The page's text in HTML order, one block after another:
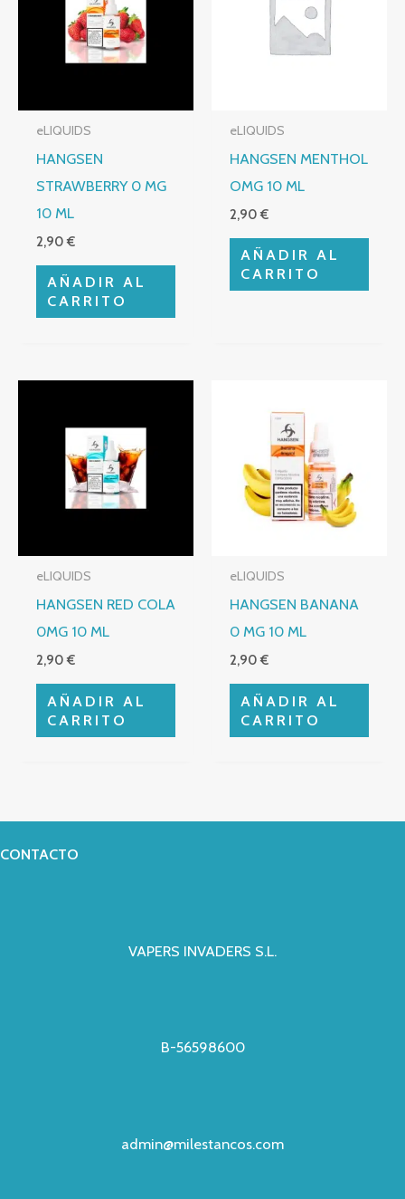
eLIQUIDS
HANGSEN
STRAWBERRY 0 MG
10 ML
2,90€
AÑADIR AL
CARRITO
eLIQUIDS
HANGSEN MENTHOL
OMG 10 ML
2,90€
AÑADIR AL
CARRITO
eLIQUIDS
HANGSEN RED COLA
0MG 10 ML
2,90€
AÑADIR AL
CARRITO
eLIQUIDS
HANGSEN BANANA
0 MG 10 ML
2,90€
AÑADIR AL
CARRITO
CONTACTO
VAPERS INVADERS S.L.
B-56598600
admin@milestancos.com